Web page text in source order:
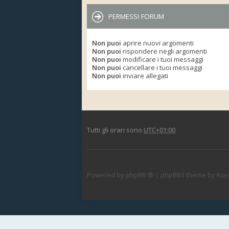
PERMESSI FORUM
Non puoi aprire nuovi argomenti
Non puoi rispondere negli argomenti
Non puoi modificare i tuoi messaggi
Non puoi cancellare i tuoi messaggi
Non puoi inviare allegati
Tutti gli orari sono UTC+01:00
Powered by phpBB ® | phpBB3 theme by